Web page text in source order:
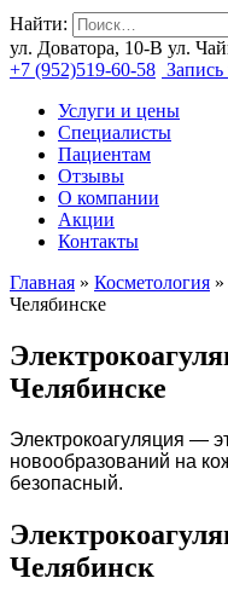
Найти:
ул. Доватора, 10-В ул.
+7 (952)519-60-58
Услуги и цены
Специалисты
Пациентам
Отзывы
О компании
Акции
Контакты
Главная » Косметология »
Челябинске
Челябинске
Электрокоагуляция —
новообразований на
безопасный.
Челябинск